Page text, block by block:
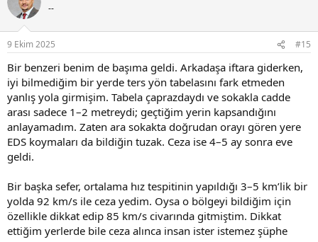
i
s
--
9 Ekim 2025 #15
Bir benzeri benim de başıma geldi. Arkadaşa iftara giderken,
iyi bilmediğim bir yerde ters yön tabelasını fark etmeden
yanlış yola girmişim. Tabela çaprazdaydı ve sokakla cadde
arası sadece 1–2 metreydi; geçtiğim yerin kapsandığını
anlayamadım. Zaten ara sokakta doğrudan orayı gören yere
EDS koymaları da bildiğin tuzak. Ceza ise 4–5 ay sonra eve
geldi.
Bir başka sefer, ortalama hız tespitinin yapıldığı 3–5 km’lik bir
yolda 92 km/s ile ceza yedim. Oysa o bölgeyi bildiğim için
özellikle dikkat edip 85 km/s civarında gitmiştim. Dikkat
ettiğim yerlerde bile ceza alınca insan ister istemez şüphe